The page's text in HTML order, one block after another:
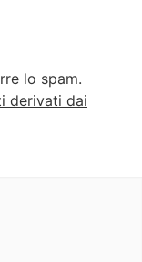
lo spam.
derivati dai